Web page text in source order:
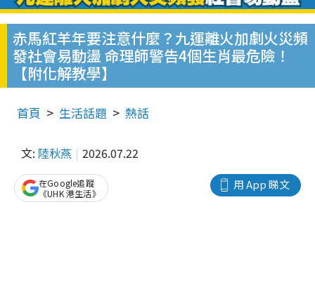
赤馬紅羊年要注意什麼？九運離火加劇火災頻
發社會易動盪 命理師警告4個生肖最危險！
【附化解教學】
首頁 生活話題 熱話
文: 陸秋燕 2026.07.22
用 App 睇文
在Google追蹤
《UHK 港生活》